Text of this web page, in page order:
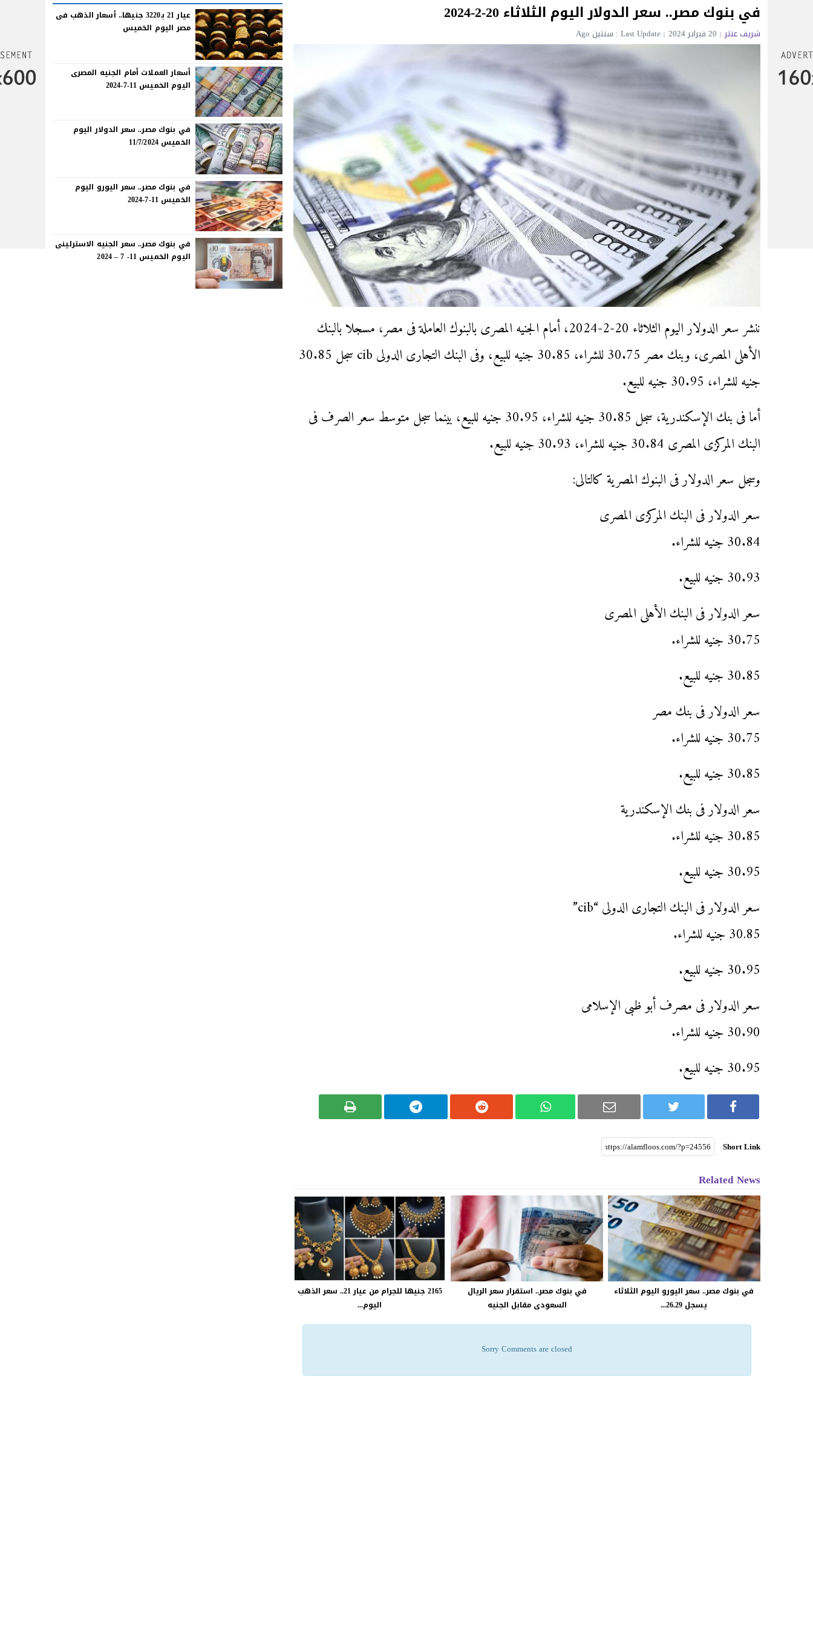
في بنوك مصر.. سعر الدولار اليوم الثلاثاء 20-2-2024
شريف عنتر 20 فبراير 2024 Last Update : سنتين Ago
ننشر سعر الدولار اليوم الثلاثاء 20-2-2024، أمام الجنيه المصرى بالبنوك العاملة فى مصر، مسجلا بالبنك
الأهلى المصرى، وبنك مصر 30.75 للشراء، 30.85 جنيه للبيع، وفى البنك التجارى الدولى cib سجل 30.85
جنيه للشراء، 30.95 جنيه للبيع.
أما فى بنك الإسكندرية، سجل 30.85 جنيه للشراء، 30.95 جنيه للبيع، بينما سجل متوسط سعر الصرف فى
البنك المركزى المصرى 30.84 جنيه للشراء، 30.93 جنيه للبيع.
وسجل سعر الدولار فى البنوك المصرية كالتالى:
سعر الدولار فى البنك المركزى المصرى
30.84 جنيه للشراء.
30.93 جنيه للبيع.
سعر الدولار فى البنك الأهلى المصرى
30.75 جنيه للشراء.
30.85 جنيه للبيع.
سعر الدولار فى بنك مصر
30.75 جنيه للشراء.
30.85 جنيه للبيع.
سعر الدولار فى بنك الإسكندرية
30.85 جنيه للشراء.
30.95 جنيه للبيع.
سعر الدولار فى البنك التجارى الدولى “cib”
30.85 جنيه للشراء.
30.95 جنيه للبيع.
سعر الدولار فى مصرف أبو ظبى الإسلامى
30.90 جنيه للشراء.
30.95 جنيه للبيع.
Short Link
Related News
في بنوك مصر.. سعر اليورو اليوم الثلاثاء
يسجل 26.29...
في بنوك مصر.. استقرار سعر الريال
السعودى مقابل الجنيه
2165 جنيها للجرام من عيار 21.. سعر الذهب
اليوم...
Sorry Comments are closed
عيار 21 بـ3220 جنيها.. أسعار الذهب فى
مصر اليوم الخميس
أسعار العملات أمام الجنيه المصرى
اليوم الخميس 11-7-2024
في بنوك مصر.. سعر الدولار اليوم
الخميس 11/7/2024
في بنوك مصر.. سعر اليورو اليوم
الخميس 11-7-2024
في بنوك مصر.. سعر الجنيه الاسترلينى
اليوم الخميس 11- 7 – 2024